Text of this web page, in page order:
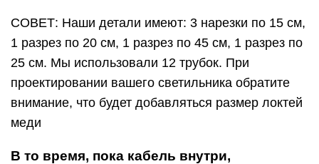
СОВЕТ: Наши детали имеют: 3 нарезки по 15 см,
1 разрез по 20 см, 1 разрез по 45 см, 1 разрез по
25 см. Мы использовали 12 трубок. При
проектировании вашего светильника обратите
внимание, что будет добавляться размер локтей
меди
В то время, пока кабель внутри,